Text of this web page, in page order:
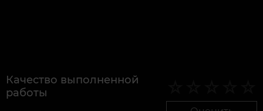
Качество выполненной
работы